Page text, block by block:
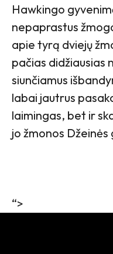
Hawkingo
nepaprastus
apie tyrą dviejų
pačias didžiausias
siunčiamus
labai jautrus
laimingas, bet ir
jo žmonos
“>